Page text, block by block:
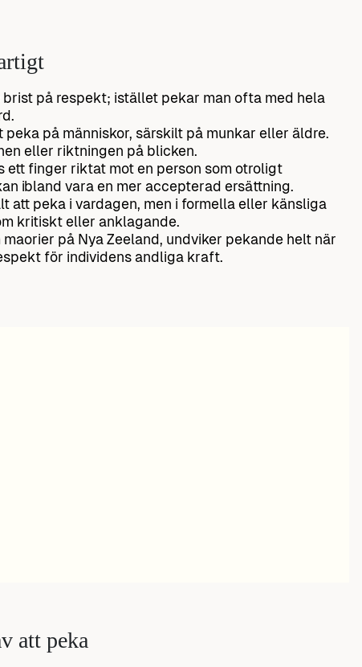
på respekt; istället pekar man ofta med hela
på människor, särskilt på munkar eller äldre.
eller riktningen på blicken.
ett finger riktat mot en person som otroligt
ibland vara en mer accepterad ersättning.
att peka i vardagen, men i formella eller känsliga
kritiskt eller anklagande.
på Nya Zeeland, undviker pekande helt när
för individens andliga kraft.
att peka